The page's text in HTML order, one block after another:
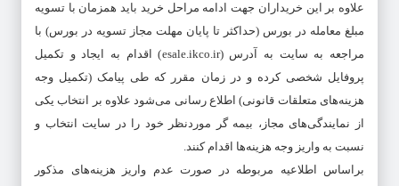
علاوه بر این خریداران جهت ادامه مراحل خرید باید همزمان با تسویه
مبلغ معامله در بورس (حداکثر تا پایان مهلت مجاز تسویه در بورس) با
مراجعه به سایت به آدرس (esale.ikco.ir) اقدام به ایجاد و تکمیل
پروفایل شخصی کرده و در زمان مقرر که طی پیامک (تکمیل وجه
هزینه‌های متعلقات قانونی) اطلاع رسانی می‌شود علاوه بر انتخاب یکی
از نمایندگی‌های مجاز، بیمه گر موردنظر خود را در سایت انتخاب و
نسبت به واریز وجه هزینه‌ها اقدام کنند.
براساس اطلاعیه مربوطه در صورت عدم واریز هزینه‌های مذکور